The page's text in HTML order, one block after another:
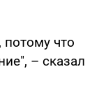
что
– сказал